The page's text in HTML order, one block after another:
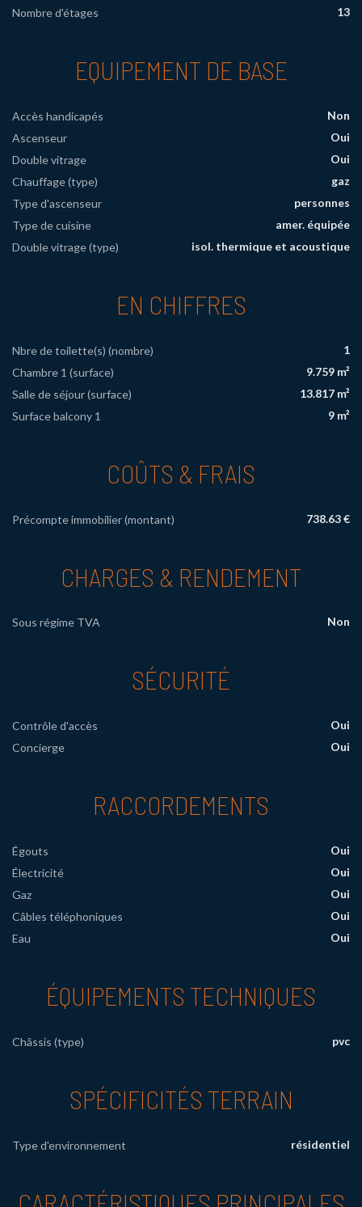
Nombre d'étages
13
EQUIPEMENT DE BASE
Accès handicapés
Non
Ascenseur
Oui
Double vitrage
Oui
Chauffage (type)
gaz
Type d'ascenseur
personnes
Type de cuisine
amer. équipée
Double vitrage (type)
isol. thermique et acoustique
EN CHIFFRES
Nbre de toilette(s) (nombre)
1
Chambre 1 (surface)
9.759 m²
Salle de séjour (surface)
13.817 m²
Surface balcony 1
9 m²
COÛTS & FRAIS
Précompte immobilier (montant) 738.63 €
CHARGES & RENDEMENT
Sous régime TVA Non
SÉCURITÉ
Contrôle d'accès
Oui
Concierge
Oui
RACCORDEMENTS
Égouts
Oui
Électricité
Oui
Gaz
Oui
Câbles téléphoniques
Oui
Eau
Oui
ÉQUIPEMENTS TECHNIQUES
Châssis (type) pvc
SPÉCIFICITÉS TERRAIN
Type d'environnement résidentiel